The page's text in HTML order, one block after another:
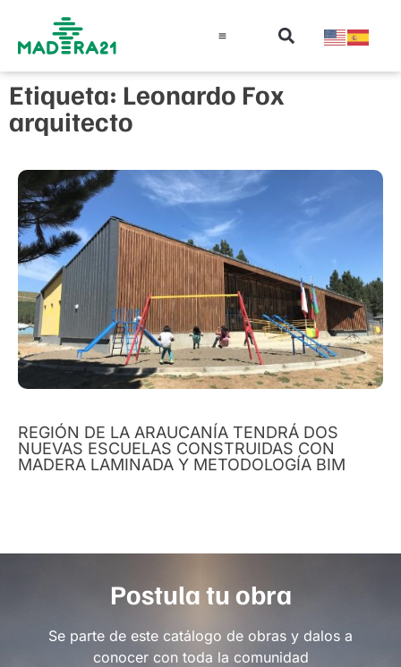
Etiqueta: Leonardo Fox
arquitecto
REGIÓN DE LA ARAUCANÍA TENDRÁ DOS
NUEVAS ESCUELAS CONSTRUIDAS CON
MADERA LAMINADA Y METODOLOGÍA BIM
Postula tu obra
Se parte de este catálogo de obras y dalos a
conocer con toda la comunidad